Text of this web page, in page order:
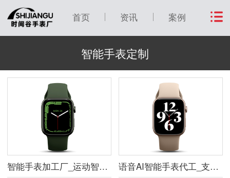
首页 资讯 案例
智能手表定制
智能手表加工厂_运动智能手表加工样品 语音AI智能手表代工_支持ai语音智能手表